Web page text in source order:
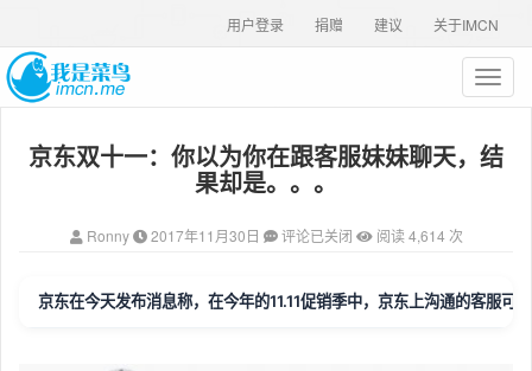
关于IMCN
建议
捐赠
用户登录
T
o
g
i
g
京东双十一：你以为你在跟客服妹妹聊天，结
果却是。。。
Ronny 2017年11月30日 评论已关闭 阅读 4,614 次
京东在今天发布消息称，在今年的11.11促销季中，京东上沟通的客服